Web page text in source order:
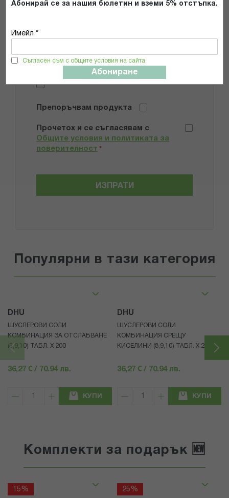
Абонирай се за нашия бюлетин и вземи 5% отстъпка.
Имейл *
Съгласен съм с общите условия на сайта
Абониране
Добави снимки
Препоръчвам продукта
Прочетох и се съгласявам с
Общите условия и политиката за
поверителност *
ИЗПРАТИ
Популярни в тази категория
DHU
ШУСЛЕРОВИ СОЛИ
КОМБИНАЦИЯ ЗА ОТСЛАБВАНЕ
(5,9,10) ТАБЛ. X 200
36,27 € / 70.94 лв.
КУПИ
DHU
ШУСЛЕРОВИ СОЛИ
КОМБИНАЦИЯ СРЕЩУ
КИСЕЛИНИ (8,9,10) ТАБЛ. X 200
36,27 € / 70.94 лв.
КУПИ
Комплекти за подарък 🆕
15%
25%